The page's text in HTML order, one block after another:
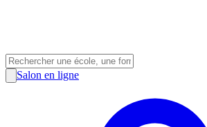
Salon en ligne